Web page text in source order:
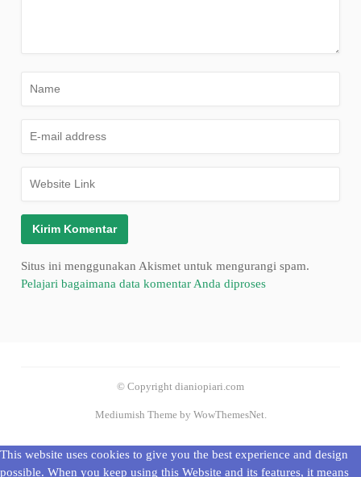
Situs ini menggunakan Akismet untuk mengurangi spam.
Pelajari bagaimana data komentar Anda diproses
© Copyright dianiopiari.com
Mediumish Theme by WowThemesNet.
This website uses cookies to give you the best experience and design
possible. When you keep using this Website and its features, it means